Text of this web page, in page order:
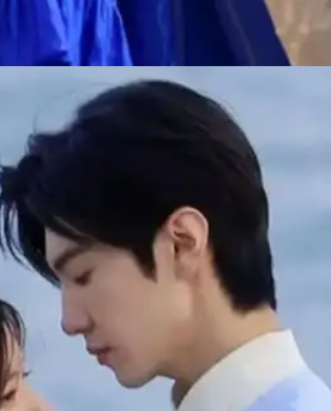
प्रतीक्षा होनमुखे
और प्रतीक्षा होनमुखे एक दूजे के साथ
में थे।